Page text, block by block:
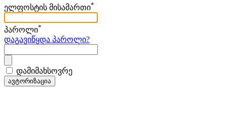
ელფოსტის მისამართი*
პაროლი*
დაგავიწყდა პაროლი?
დამიმახსოვრე
ავტორიზაცია